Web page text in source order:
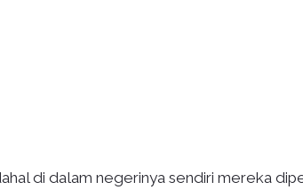
di dalam negerinya sendiri mereka